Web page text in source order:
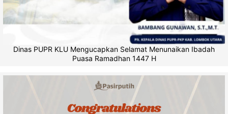
Dinas PUPR KLU Mengucapkan Selamat Menunaikan Ibadah
Puasa Ramadhan 1447 H